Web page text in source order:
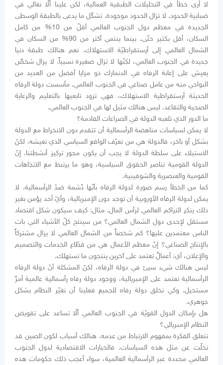
لا أرى خطأ في التحليلات الطبقية العمالية، لكن علينا ألّا نغالي في
ضبابية الحدود. لا تزال الحدود موجودة. تشكّل ما يدعى بالطبقة الوسطى
الجديدة في معظم دول الجنوب العالمي أقلّ من 10% من كامل
السكان، أقل بكثير حتّى. بينما ينتمي أكثر من 90% من السكان في
الشمال العالمي إلى أرستقراطيّة الاستهلاك. نعم هنالك طبقة دنيا
جديدة في الجنوب العالمي، لكنّها لا تزال صغيرة نسبياً. لا يزال شخصٌ
يعيش على إعانة الرفاه في الدنمارك ذو مزايا أفضل من العديد من
النواحي منه من عامل صناعي في الجنوب العالمي. مأسست دولة الرفاه
الحديثة أرستقراطية الاستهلاك، فهي تزود تابعيها بالتعليم والرعاية
الصحية والتقاعد. ليس هنالك مثيل لها في الجنوب العالمي.
ما الدور الذي تلعبه الدولة في الصراعات القادمة؟
لا يمكن لسياسات مناهضة الرأسمالية أن تتقدم دون الانخراط مع الدولة
بشكل أو بآخر، فالدولة هي من تعرّف الواقع السياسي الذي نعيشه. لكنّ
الاستيلاء على سلطة الدولة لا يجب أن يكون محور تركيز أنشطتنا. إنّ
الدولة القومية تناصر الحقوق السياسية، وهو ما يرتبط مع الاتجاهات
القومية والعنصرية والشوفينية.
كما من الخطأ رسم صورة لدولة الرفاه بأنّها دُشمة ضدّ الرأسمالية. لا
يمكن لدولة الرفاه الأوروبية أن توجد دون الإمبريالية، وأيّ أحد يؤمن بغير
ذلك ينكر التراكم العالمي لرأس المال. مثال: كيف سيكون شكل اقتصاد
مستقل لإحدى دول الشمال العالمي؟ من سينتج كلّ الأشياء التي بات
الناس معتمدين عليها؟ كم شخصاً من الشمال العالمي لا يزال مشتركاً
بالإنتاج الصناعي؟ إنّ معظم الأعمال هي من قطّاع الخدمات والتصميم
والإعلان، أي: أعمالٌ تعتمد على آخرين ينتجون ما تستهلك.
ليس هنالك شيء سيئ في دولة الرفاه، لكنّ المشكلة أنّ دولة الرفاه
الرأسمالية تعتمد على الإمبريالية، ووجود دولة رفاه رأسمالية عالمية أمرٌ
مستحيل. وكي نخلق دولة رفاه للجميع فعلينا أن نغيّر النظام بشكل
جوهري.
هل بإمكان الدول القويّة في الجنوب العالمي ألّا تساعد على تقويض
النظام الإمبريالي؟
تتعلق الفكرة بمفهوم الارتباط من عدمه. هنالك أسباب لكون الصين قد
تخلّت عن مثل هذه السياسات. فالخيارات الاقتصادية لدول الجنوب
العالمي محددة عبر الرأسمالية العالمية، سواء أعجب ذلك حكومات هذه